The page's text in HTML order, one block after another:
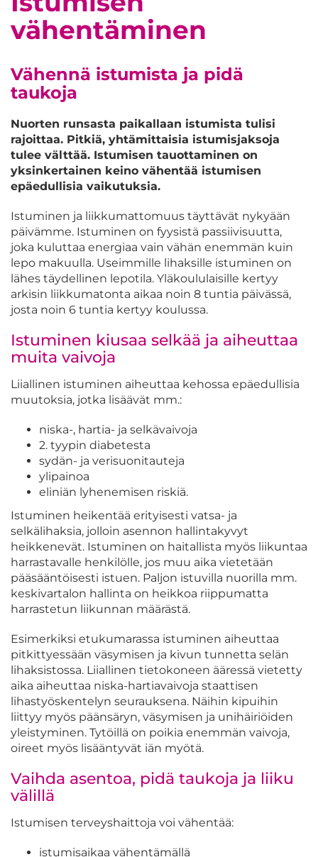
vähentäminen
Vähennä istumista ja pidä
taukoja
Nuorten runsasta paikallaan istumista tulisi
rajoittaa. Pitkiä, yhtämittaisia istumisjaksoja
tulee välttää. Istumisen tauottaminen on
yksinkertainen keino vähentää istumisen
epäedullisia vaikutuksia.
Istuminen ja liikkumattomuus täyttävät nykyään
päivämme. Istuminen on fyysistä passiivisuutta,
joka kuluttaa energiaa vain vähän enemmän kuin
lepo makuulla. Useimmille lihaksille istuminen on
lähes täydellinen lepotila. Yläkoululaisille kertyy
arkisin liikkumatonta aikaa noin 8 tuntia päivässä,
josta noin 6 tuntia kertyy koulussa.
Istuminen kiusaa selkää ja aiheuttaa
muita vaivoja
Liiallinen istuminen aiheuttaa kehossa epäedullisia
muutoksia, jotka lisäävät mm.:
niska-, hartia- ja selkävaivoja
2. tyypin diabetesta
sydän- ja verisuonitauteja
ylipainoa
eliniän lyhenemisen riskiä.
Istuminen heikentää erityisesti vatsa- ja
selkälihaksia, jolloin asennon hallintakyvyt
heikkenevät. Istuminen on haitallista myös liikuntaa
harrastavalle henkilölle, jos muu aika vietetään
pääsääntöisesti istuen. Paljon istuvilla nuorilla mm.
keskivartalon hallinta on heikkoa riippumatta
harrastetun liikunnan määrästä.
Esimerkiksi etukumarassa istuminen aiheuttaa
pitkittyessään väsymisen ja kivun tunnetta selän
lihaksistossa. Liiallinen tietokoneen ääressä vietetty
aika aiheuttaa niska-hartiavaivoja staattisen
lihastyöskentelyn seurauksena. Näihin kipuihin
liittyy myös päänsäryn, väsymisen ja unihäiriöiden
yleistyminen. Tytöillä on poikia enemmän vaivoja,
oireet myös lisääntyvät iän myötä.
Vaihda asentoa, pidä taukoja ja liiku
välillä
Istumisen terveyshaittoja voi vähentää:
istumisaikaa vähentämällä